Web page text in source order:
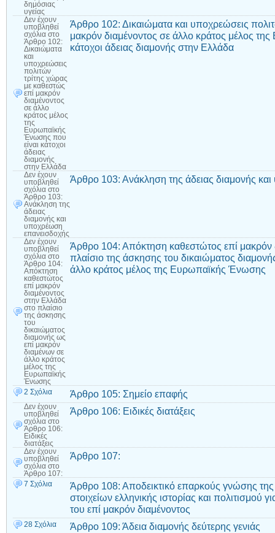
δημόσιας
υγείας
Δεν έχουν
υποβληθεί
σχόλια στο
Άρθρο 102:
Δικαιώματα
και
υποχρεώσεις
πολιτών
τρίτης χώρας
με καθεστώς
επί μακρόν
διαμένοντος
σε άλλο
κράτος μέλος
της
Ευρωπαϊκής
Ένωσης που
είναι κάτοχοι
άδειας
διαμονής
στην Ελλάδα
Άρθρο 102: Δικαιώματα και υποχρεώσεις
μακρόν διαμένοντος σε άλλο κράτος μέλος
κάτοχοι άδειας διαμονής στην Ελλάδα
Δεν έχουν
υποβληθεί
σχόλια στο
Άρθρο 103:
Ανάκληση της
άδειας
διαμονής και
υποχρέωση
επανεισδοχής
Άρθρο 103: Ανάκληση της άδειας διαμονής
Δεν έχουν
υποβληθεί
σχόλια στο
Άρθρο 104:
Απόκτηση
καθεστώτος
επί μακρόν
διαμένοντος
στην Ελλάδα
στο πλαίσιο
της άσκησης
του
δικαιώματος
διαμονής ως
επί μακρόν
διαμένων σε
άλλο κράτος
μέλος της
Ευρωπαϊκής
Ένωσης
Άρθρο 104: Απόκτηση καθεστώτος επί μακρόν
πλαίσιο της άσκησης του δικαιώματος
άλλο κράτος μέλος της Ευρωπαϊκής Ένωσης
2 Σχόλια Άρθρο 105: Σημείο επαφής
Δεν έχουν
υποβληθεί
σχόλια στο
Άρθρο 106:
Ειδικές
διατάξεις
Άρθρο 106: Ειδικές διατάξεις
Δεν έχουν
υποβληθεί
σχόλια στο
Άρθρο 107:
Άρθρο 107:
7 Σχόλια
Άρθρο 108: Αποδεικτικό επαρκούς γνώσης
στοιχείων ελληνικής ιστορίας και πολιτισμού
του επί μακρόν διαμένοντος
28 Σχόλια Άρθρο 109: Άδεια διαμονής δεύτερης γενιάς